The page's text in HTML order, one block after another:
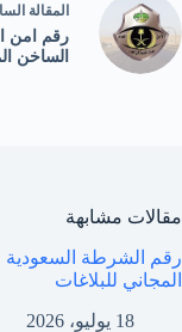
المقالة
رقم امن
الساخن
مقالات مشابهة
المجاني للبلاغات
18 يوليو، 2026